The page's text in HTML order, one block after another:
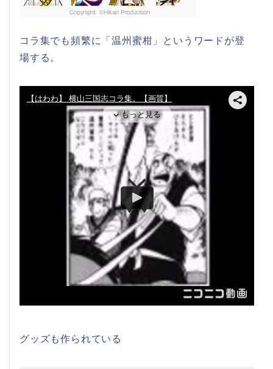
コラ集でも頻繁に「温州蜜柑」というワードが登
場する。
グッズも作られている